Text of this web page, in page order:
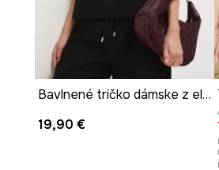
- Veľkosti pre rozmer: S.
Bavlnené tričko dámske z elastánu s aplikáciou
19,90 €